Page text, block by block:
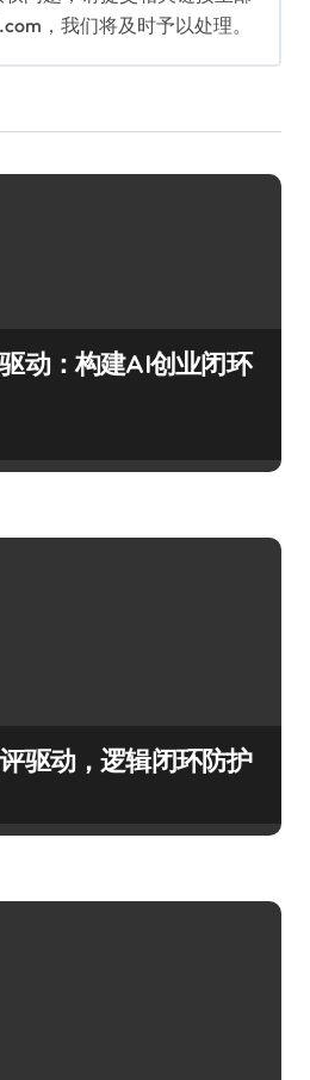
，我们将及时予以处理。
动：构建AI创业闭环
驱动，逻辑闭环防护